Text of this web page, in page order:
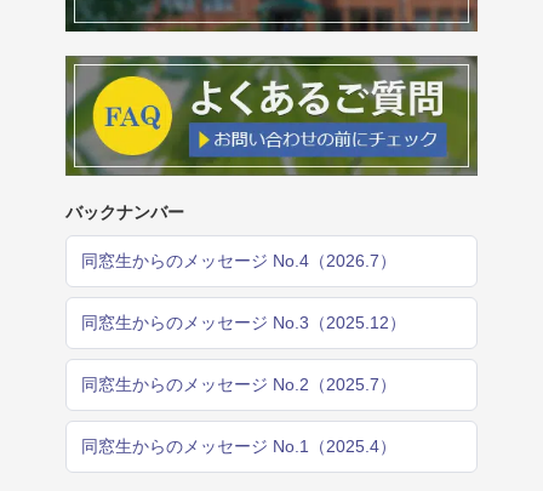
バックナンバー
同窓生からのメッセージ No.4（2026.7）
同窓生からのメッセージ No.3（2025.12）
同窓生からのメッセージ No.2（2025.7）
同窓生からのメッセージ No.1（2025.4）